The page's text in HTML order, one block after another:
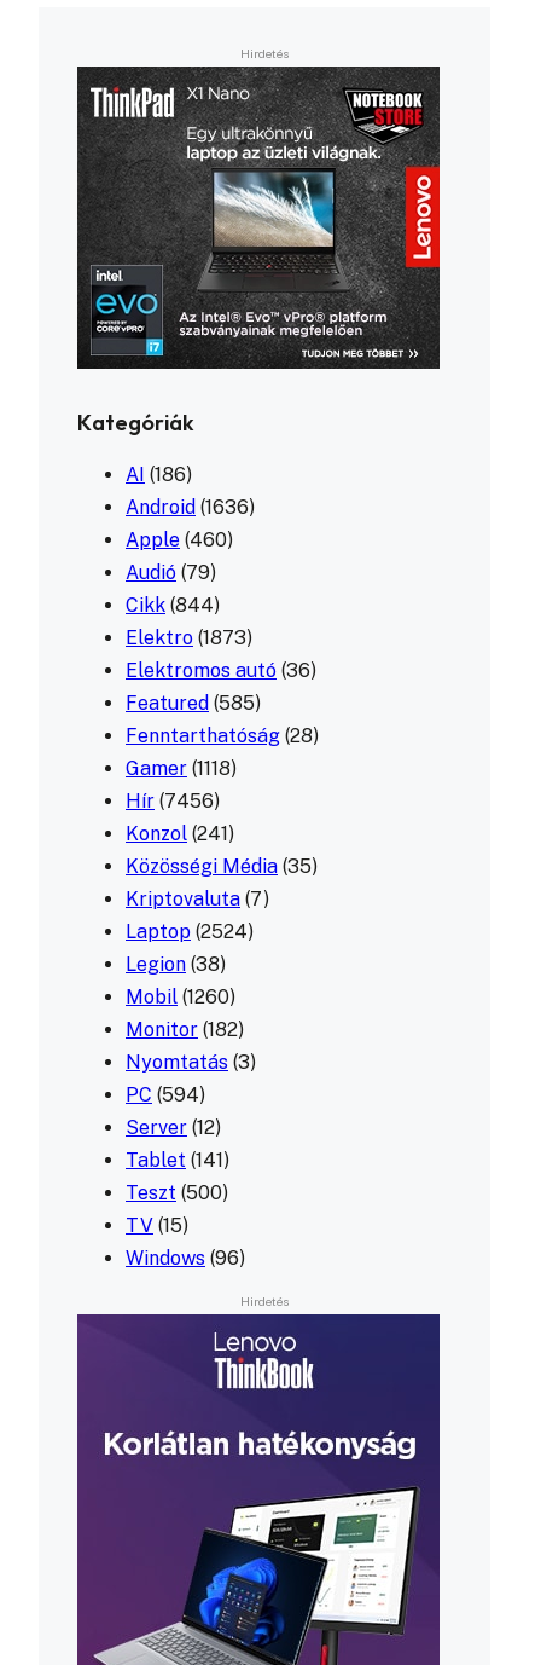
Kategóriák
AI (186)
Android (1636)
Apple (460)
Audió (79)
Cikk (844)
Elektro (1873)
Elektromos autó (36)
Featured (585)
Fenntarthatóság (28)
Gamer (1118)
Hír (7456)
Konzol (241)
Közösségi Média (35)
Kriptovaluta (7)
Laptop (2524)
Legion (38)
Mobil (1260)
Monitor (182)
Nyomtatás (3)
PC (594)
Server (12)
Tablet (141)
Teszt (500)
TV (15)
Windows (96)